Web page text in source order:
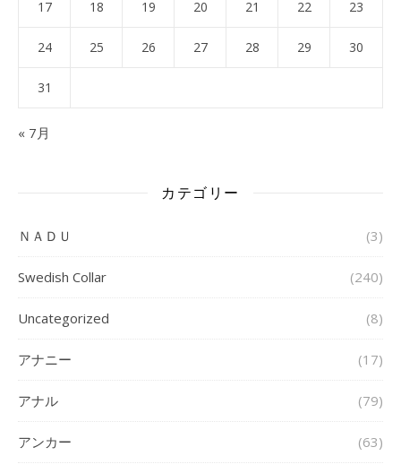
17 18 19 20 21 22 23
24 25 26 27 28 29 30
31
« 7月
カテゴリー
ＮＡＤＵ (3)
Swedish Collar (240)
Uncategorized (8)
アナニー (17)
アナル (79)
アンカー (63)